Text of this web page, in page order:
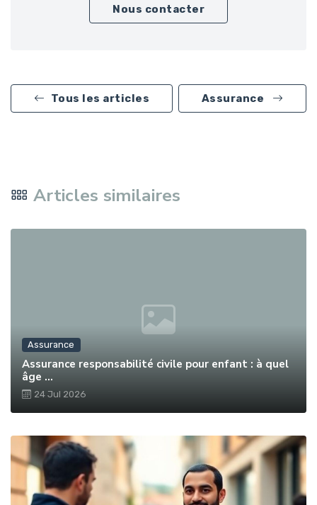
Nous contacter
Tous les articles Assurance
Articles similaires
Assurance
Assurance responsabilité civile pour enfant : à quel
âge ...
24 Jul 2026